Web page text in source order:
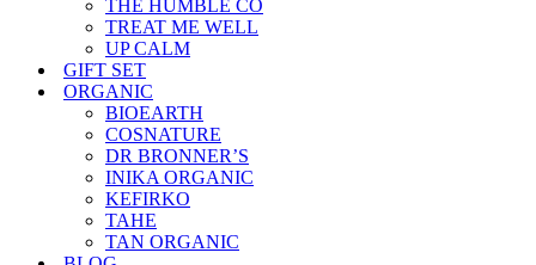
THE HUMBLE CO
TREAT ME WELL
UP CALM
GIFT SET
ORGANIC
BIOEARTH
COSNATURE
DR BRONNER’S
INIKA ORGANIC
KEFIRKO
TAHE
TAN ORGANIC